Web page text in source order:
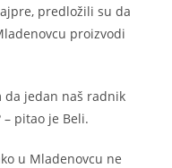
predložili su da
proizvodi
da jedan naš radnik
pitao je Beli.
u Mladenovcu ne